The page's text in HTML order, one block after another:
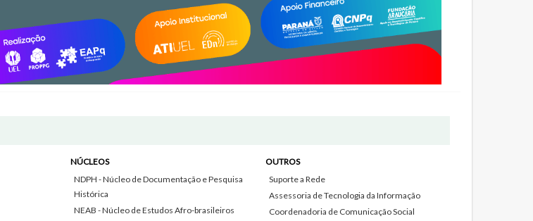
NÚCLEOS
NDPH - Núcleo de Documentação e Pesquisa
Histórica
NEAB - Núcleo de Estudos Afro-brasileiros
OUTROS
Suporte a Rede
Assessoria de Tecnologia da Informação
Coordenadoria de Comunicação Social